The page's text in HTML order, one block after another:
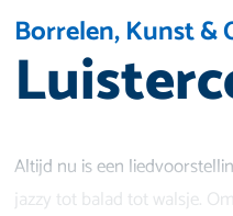
Borrelen,Kunst &
Altijd nu is een
jazzy tot balad tot walsje.